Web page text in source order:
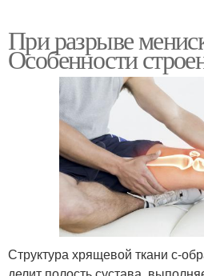
При разрыве
Особенности
Структура хрящевой ткани с-